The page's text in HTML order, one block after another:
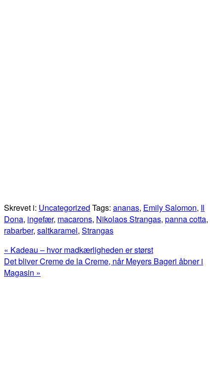
Skrevet i: Uncategorized Tags: ananas, Emily Salomon, Il
Dona, ingefær, macarons, Nikolaos Strangas, panna cotta,
rabarber, saltkaramel, Strangas
Previous
Post:
« Kadeau – hvor madkærligheden er størst
Next
Post:
Det bliver Creme de la Creme, når Meyers Bageri åbner i
Magasin »